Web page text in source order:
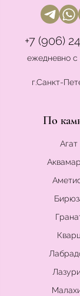
+7 (906)
ежедневно с
г.Санкт-
По
Агат